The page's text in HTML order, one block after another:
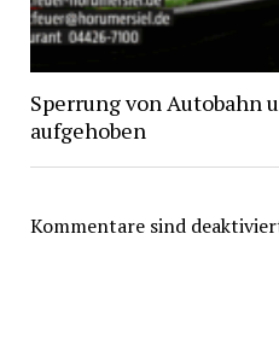
Sperrung von Autobahn
aufgehoben
Kommentare sind